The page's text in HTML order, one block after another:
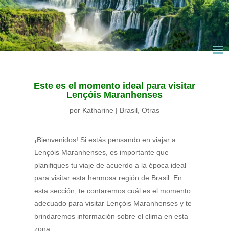
Este es el momento ideal para visitar
Lençóis Maranhenses
por Katharine | Brasil, Otras
¡Bienvenidos! Si estás pensando en viajar a
Lençóis Maranhenses, es importante que
planifiques tu viaje de acuerdo a la época ideal
para visitar esta hermosa región de Brasil. En
esta sección, te contaremos cuál es el momento
adecuado para visitar Lençóis Maranhenses y te
brindaremos información sobre el clima en esta
zona.